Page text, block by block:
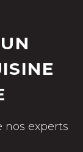
nos experts